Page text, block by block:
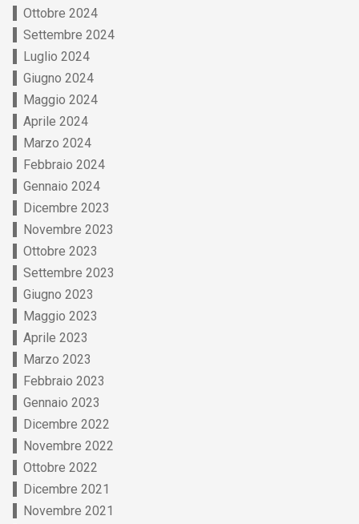
Ottobre 2024
Settembre 2024
Luglio 2024
Giugno 2024
Maggio 2024
Aprile 2024
Marzo 2024
Febbraio 2024
Gennaio 2024
Dicembre 2023
Novembre 2023
Ottobre 2023
Settembre 2023
Giugno 2023
Maggio 2023
Aprile 2023
Marzo 2023
Febbraio 2023
Gennaio 2023
Dicembre 2022
Novembre 2022
Ottobre 2022
Dicembre 2021
Novembre 2021